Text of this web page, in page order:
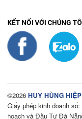
KẾT NỐI VỚI CHÚNG
©2026 HUY HÙNG HIỆP
Giấy phép kinh doanh
hoạch và Đầu Tư Đà